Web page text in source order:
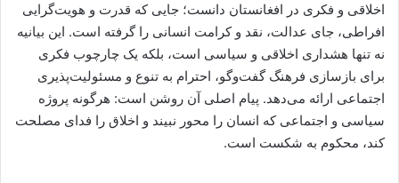
اخلاقی و فکری در افغانستان دانست؛ جایی که قدرت و هویت‌گرایی
افراطی، جای عدالت، نقد و کرامت انسانی را گرفته است. این بیانیه
نه تنها هشداری اخلاقی و سیاسی است، بلکه یک چارچوب فکری
برای بازسازی فرهنگ گفت‌وگو، احترام به تنوع و مسئولیت‌پذیری
اجتماعی ارائه می‌دهد. پیام اصلی آن روشن است: هرگونه پروژه
سیاسی و اجتماعی که انسان را محور نبیند و اخلاق را فدای مصلحت
کند، محکوم به شکست است.